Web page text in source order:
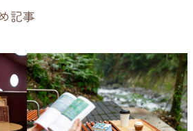
記事